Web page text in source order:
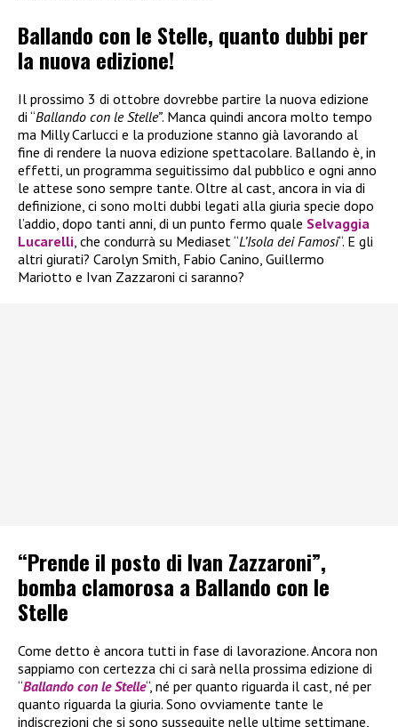
Ballando con le Stelle, quanto dubbi per
la nuova edizione!
Il prossimo 3 di ottobre dovrebbe partire la nuova edizione
di “Ballando con le Stelle”. Manca quindi ancora molto tempo
ma Milly Carlucci e la produzione stanno già lavorando al
fine di rendere la nuova edizione spettacolare. Ballando è, in
effetti, un programma seguitissimo dal pubblico e ogni anno
le attese sono sempre tante. Oltre al cast, ancora in via di
definizione, ci sono molti dubbi legati alla giuria specie dopo
l’addio, dopo tanti anni, di un punto fermo quale Selvaggia
Lucarelli, che condurrà su Mediaset “L’Isola dei Famosi“. E gli
altri giurati? Carolyn Smith, Fabio Canino, Guillermo
Mariotto e Ivan Zazzaroni ci saranno?
“Prende il posto di Ivan Zazzaroni”,
bomba clamorosa a Ballando con le
Stelle
Come detto è ancora tutti in fase di lavorazione. Ancora non
sappiamo con certezza chi ci sarà nella prossima edizione di
“Ballando con le Stelle“, né per quanto riguarda il cast, né per
quanto riguarda la giuria. Sono ovviamente tante le
indiscrezioni che si sono susseguite nelle ultime settimane,